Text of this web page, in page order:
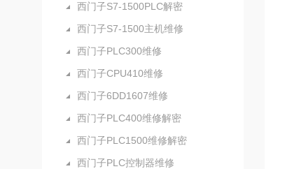
西门子S7-1500PLC解密
西门子S7-1500主机维修
西门子PLC300维修
西门子CPU410维修
西门子6DD1607维修
西门子PLC400维修解密
西门子PLC1500维修解密
西门子PLC控制器维修